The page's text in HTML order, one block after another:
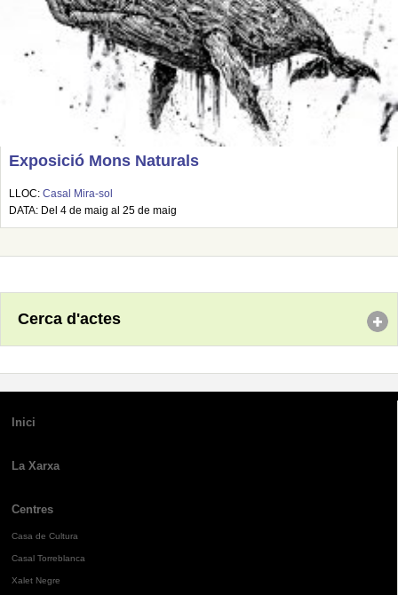
Exposició Mons Naturals
LLOC: Casal Mira-sol
DATA: Del 4 de maig al 25 de maig
Cerca d'actes
Inici
La Xarxa
Centres
Casa de Cultura
Casal Torreblanca
Xalet Negre